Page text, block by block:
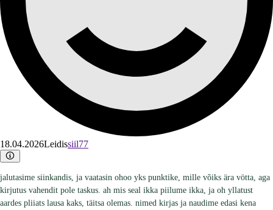
18.04.2026Leidissiil77
jalutasime siinkandis, ja vaatasin ohoo yks punktike, mille võiks ära vötta, aga
kirjutus vahendit pole taskus. ah mis seal ikka piilume ikka, ja oh yllatust
aardes pliiats lausa kaks, täitsa olemas. nimed kirjas ja naudime edasi kena